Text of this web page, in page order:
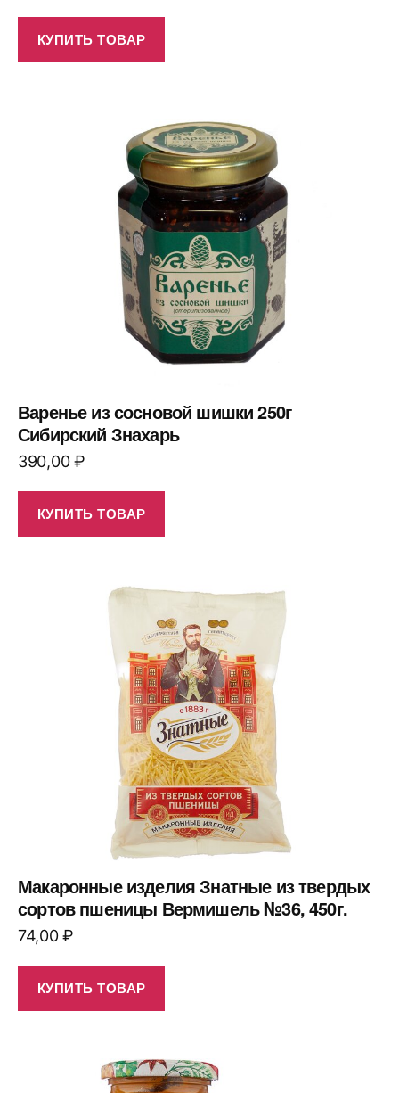
КУПИТЬ ТОВАР
Варенье из сосновой шишки 250г
Сибирский Знахарь
390,00₽
КУПИТЬ ТОВАР
Макаронные изделия Знатные из твердых
сортов пшеницы Вермишель №36, 450г.
74,00₽
КУПИТЬ ТОВАР